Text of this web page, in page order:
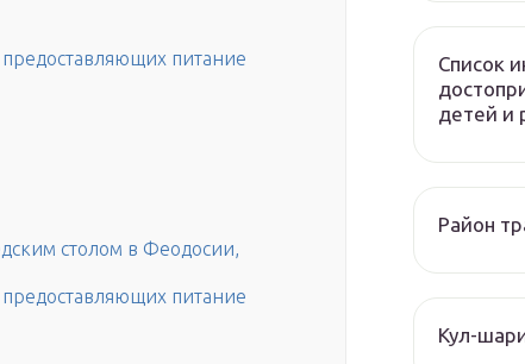
питание
столом в Феодосии,
питание
Список
детей и
Район
Кул-